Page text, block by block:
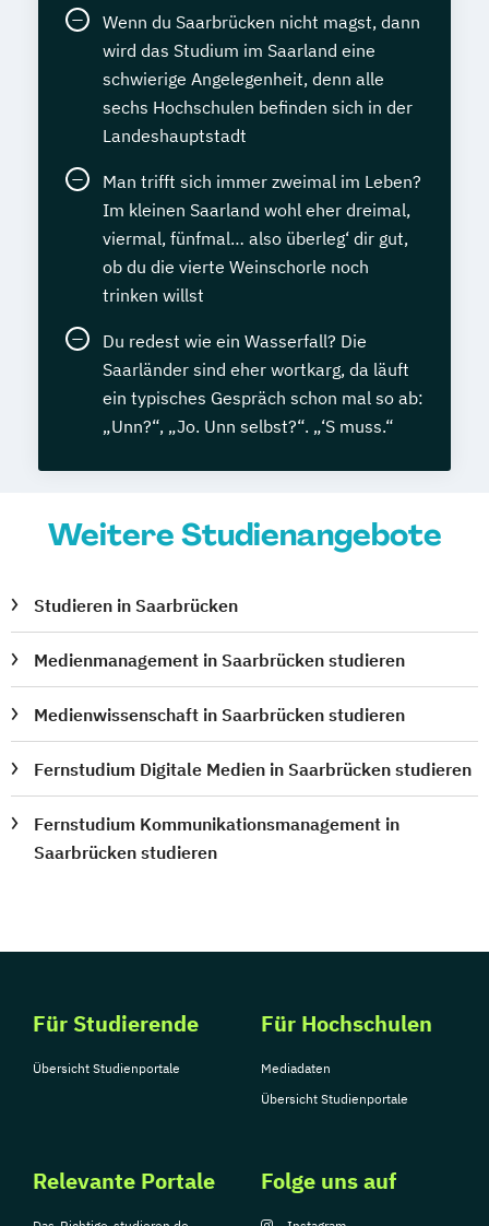
Wenn du Saarbrücken nicht magst, dann
wird das Studium im Saarland eine
schwierige Angelegenheit, denn alle
sechs Hochschulen befinden sich in der
Landeshauptstadt
Man trifft sich immer zweimal im Leben?
Im kleinen Saarland wohl eher dreimal,
viermal, fünfmal… also überleg‘ dir gut,
ob du die vierte Weinschorle noch
trinken willst
Du redest wie ein Wasserfall? Die
Saarländer sind eher wortkarg, da läuft
ein typisches Gespräch schon mal so ab:
„Unn?“, „Jo. Unn selbst?“. „‘S muss.“
Weitere Studienangebote
Studieren in Saarbrücken
Medienmanagement in Saarbrücken studieren
Medienwissenschaft in Saarbrücken studieren
Fernstudium Digitale Medien in Saarbrücken studieren
Fernstudium Kommunikationsmanagement in
Saarbrücken studieren
Für Studierende
Übersicht Studienportale
Für Hochschulen
Mediadaten
Übersicht Studienportale
Relevante Portale Folge uns auf